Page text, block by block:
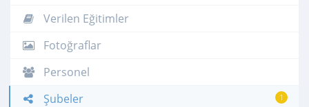
Verilen Eğitimler
Fotoğraflar
Personel
1
Şubeler